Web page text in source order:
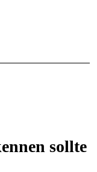
sollte